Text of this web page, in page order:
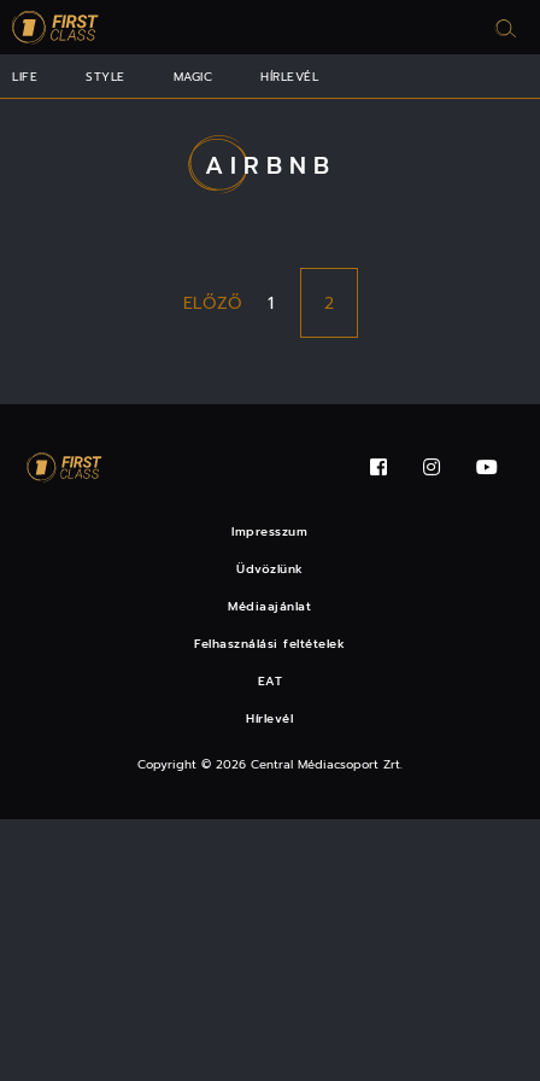
LIFE STYLE MAGIC HÍRLEVÉL
AIRBNB
ELŐZŐ 1 2
Impresszum
Üdvözlünk
Médiaajánlat
Felhasználási feltételek
EAT
Hírlevél
Copyright © 2026 Central Médiacsoport Zrt.